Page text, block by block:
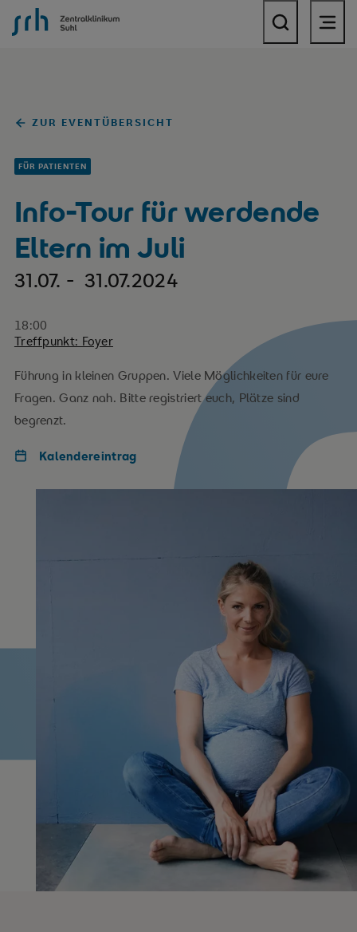
SRH Zentralklinikum Suhl
ZUR EVENTÜBERSICHT
FÜR PATIENTEN
Info-Tour für werdende
Eltern im Juli
31.07. - 31.07.2024
18:00
Treffpunkt: Foyer
Führung in kleinen Gruppen. Viele Möglichkeiten für eure
Fragen. Ganz nah. Bitte registriert euch, Plätze sind
begrenzt.
Kalendereintrag